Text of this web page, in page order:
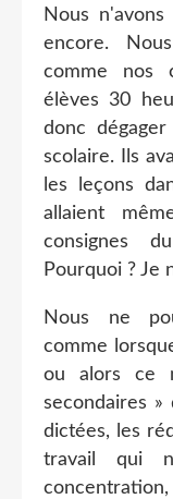
Nous
encore.
comme nos
élèves 30
donc
scolaire. Ils
les leçons
allaient
consignes
Pourquoi ? Je
Nous ne
comme
ou alors ce
secondaires »
dictées, les
travail qui